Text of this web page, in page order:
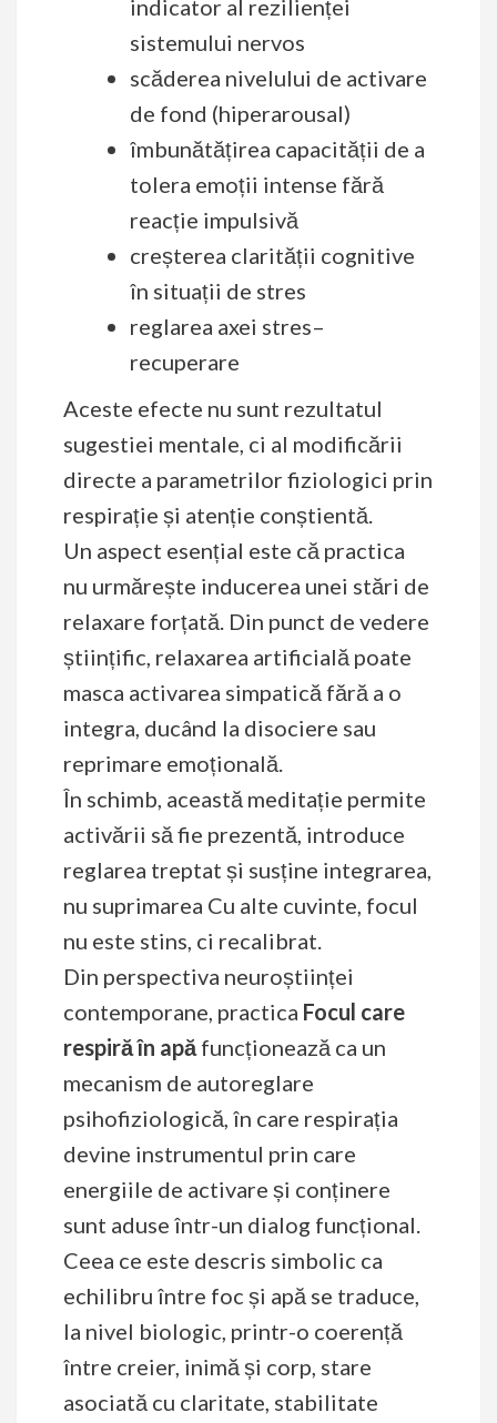
indicator al rezilienței
sistemului nervos
scăderea nivelului de activare
de fond (hiperarousal)
îmbunătățirea capacității de a
tolera emoții intense fără
reacție impulsivă
creșterea clarității cognitive
în situații de stres
reglarea axei stres–
recuperare
Aceste efecte nu sunt rezultatul
sugestiei mentale, ci al modificării
directe a parametrilor fiziologici prin
respirație și atenție conștientă.
Un aspect esențial este că practica
nu urmărește inducerea unei stări de
relaxare forțată. Din punct de vedere
științific, relaxarea artificială poate
masca activarea simpatică fără a o
integra, ducând la disociere sau
reprimare emoțională.
În schimb, această meditație permite
activării să fie prezentă, introduce
reglarea treptat și susține integrarea,
nu suprimarea Cu alte cuvinte, focul
nu este stins, ci recalibrat.
Din perspectiva neuroștiinței
contemporane, practica Focul care
respiră în apăfuncționează ca un
mecanism de autoreglare
psihofiziologică, în care respirația
devine instrumentul prin care
energiile de activare și conținere
sunt aduse într-un dialog funcțional.
Ceea ce este descris simbolic ca
echilibru între foc și apă se traduce,
la nivel biologic, printr-o coerență
între creier, inimă și corp, stare
asociată cu claritate, stabilitate